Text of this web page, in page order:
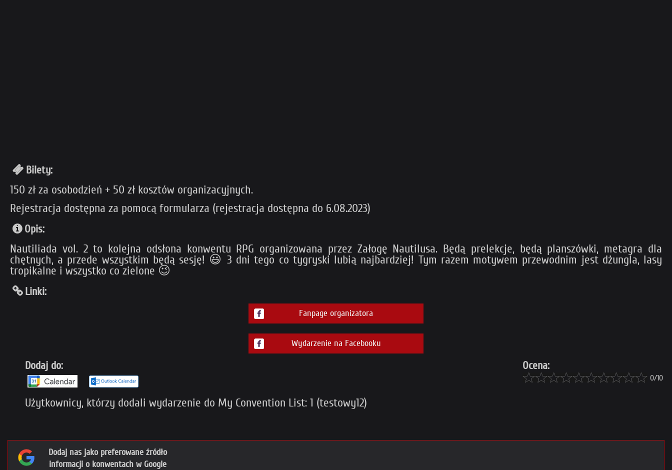
Bilety:
150 zł za osobodzień + 50 zł kosztów organizacyjnych.
Rejestracja dostępna za pomocą formularza (rejestracja dostępna do 6.08.2023)
Opis:
Nautiliada vol. 2 to kolejna odsłona konwentu RPG organizowana przez Załogę Nautilusa. Będą prelekcje, będą planszówki, metagra dla
chętnych, a przede wszystkim będą sesję! 😃 3 dni tego co tygryski lubią najbardziej! Tym razem motywem przewodnim jest dżungla, lasy
tropikalne i wszystko co zielone 😉
Linki:
Fanpage organizatora
Wydarzenie na Facebooku
Dodaj do:
Użytkownicy, którzy dodali wydarzenie do My Convention List: 1 (testowy12)
Ocena:
0/10
Dodaj nas jako preferowane źródło
informacji o konwentach w Google